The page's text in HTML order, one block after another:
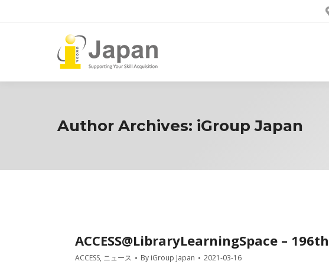
Author Archives: iGroup Japan
ACCESS@LibraryLearningSpace –
ACCESS, ニュース By iGroup Japan 2021-03-16